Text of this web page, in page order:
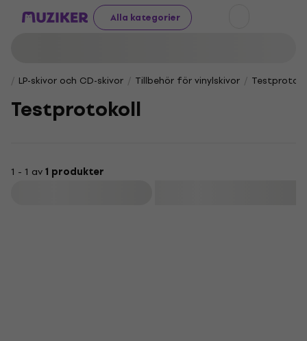
Alla kategorier
LP-skivor och CD-skivor Tillbehör för vinylskivor
Testprotokoll
1 - 1 av1 produkter